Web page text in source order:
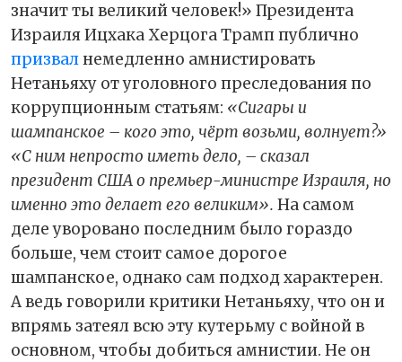
значит ты великий человек!» Президента
Израиля Ицхака Херцога Трамп публично
призвалнемедленно амнистировать
Нетаньяху от уголовного преследования по
коррупционным статьям: «Сигары и
шампанское – кого это, чёрт возьми, волнует?»
«С ним непросто иметь дело, – сказал
президент США о премьер-министре Израиля, но
именно это делает его великим». На самом
деле уворовано последним было гораздо
больше, чем стоит самое дорогое
шампанское, однако сам подход характерен.
А ведь говорили критики Нетаньяху, что он и
впрямь затеял всю эту кутерьму с войной в
основном, чтобы добиться амнистии. Не он